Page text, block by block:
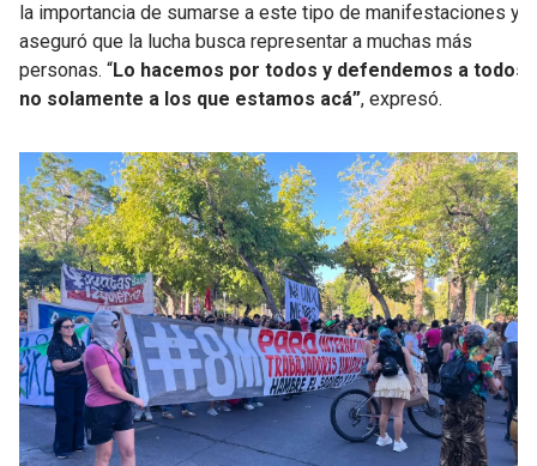
la importancia de sumarse a este tipo de manifestaciones y
aseguró que la lucha busca representar a muchas más
personas. “Lo hacemos por todos y defendemos a todos,
no solamente a los que estamos acá”, expresó.